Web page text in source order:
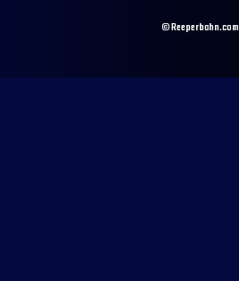
© Reeperbahn.com